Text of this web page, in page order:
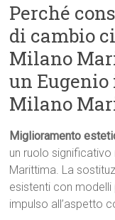
Perché
di cambio
Milano
un
Milano
Miglioramento
un ruolo significativo
Marittima. La
esistenti con
impulso all’aspetto